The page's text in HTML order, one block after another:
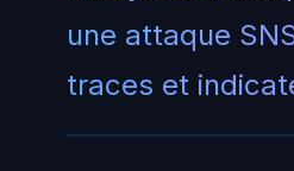
une attaque
traces et